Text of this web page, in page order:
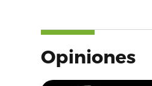
Opiniones